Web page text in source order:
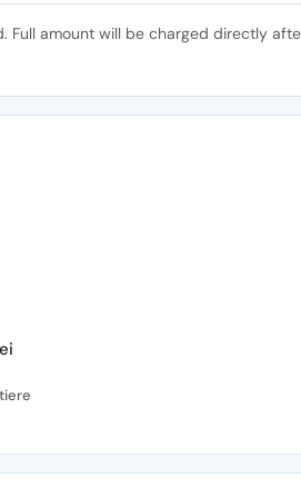
Full amount will be charged directly